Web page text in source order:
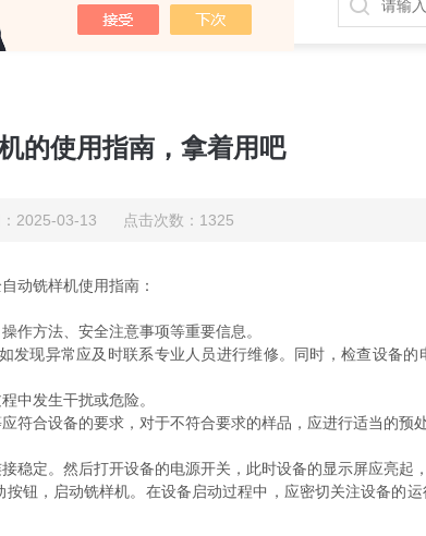
车削测力仪,压电式三向切削力测试系统
的使用指南，拿着用吧
：2025-03-13 点击次数：1325
动铣样机使用指南：
方法、安全注意事项等重要信息。
现异常应及时联系专业人员进行维修。同时，检查设备的
中发生干扰或危险。
合设备的要求，对于不符合要求的样品，应进行适当的预处
定。然后打开设备的电源开关，此时设备的显示屏应亮起，
，启动铣样机。在设备启动过程中，应密切关注设备的运